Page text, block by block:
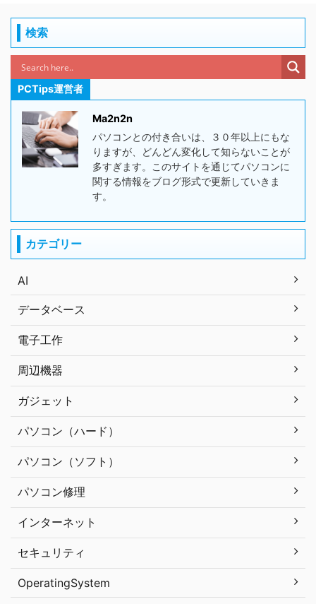
検索
PCTips運営者
Ma2n2n
パソコンとの付き合いは、３０年以上にもな
りますが、どんどん変化して知らないことが
多すぎます。このサイトを通じてパソコンに
関する情報をブログ形式で更新していきま
す。
カテゴリー
AI
データベース
電子工作
周辺機器
ガジェット
パソコン（ハード）
パソコン（ソフト）
パソコン修理
インターネット
セキュリティ
OperatingSystem